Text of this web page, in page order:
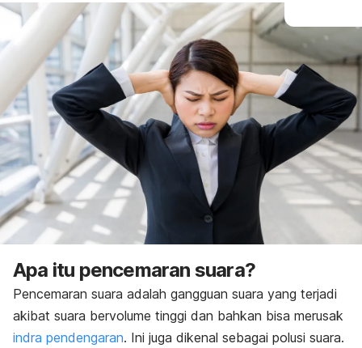
Apa itu pencemaran suara?
Pencemaran suara adalah gangguan suara yang terjadi
akibat suara bervolume tinggi dan bahkan bisa merusak
indra pendengaran. Ini juga dikenal sebagai polusi suara.